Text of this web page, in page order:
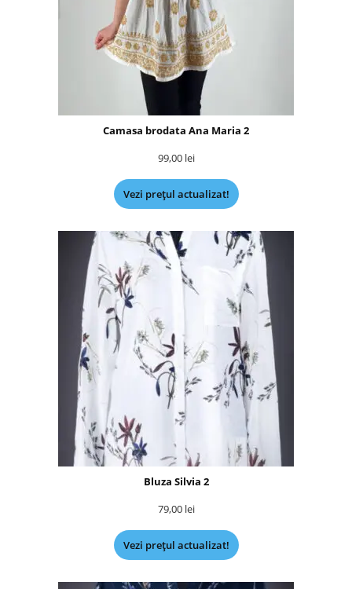
Camasa brodata Ana Maria 2
99,00 lei
Vezi prețul actualizat!
Bluza Silvia 2
79,00 lei
Vezi prețul actualizat!